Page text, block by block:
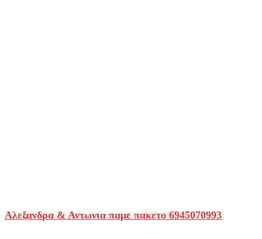
Αλεξανδρα & Αντωνια παμε πακετο 6945070993